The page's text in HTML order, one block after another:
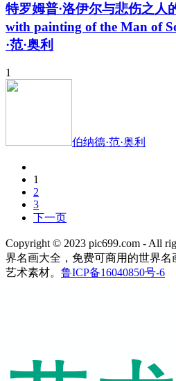
特罗姆普·洛伊尔与悲伤之人
with painting of the Man of
·范·奥利
1
伯纳德·范·奥利
1
2
3
下一页
Copyright © 2023 pic699.com - All
界名画大全，免费可商用的世界
艺术素材。 鲁ICP备16040850号-6